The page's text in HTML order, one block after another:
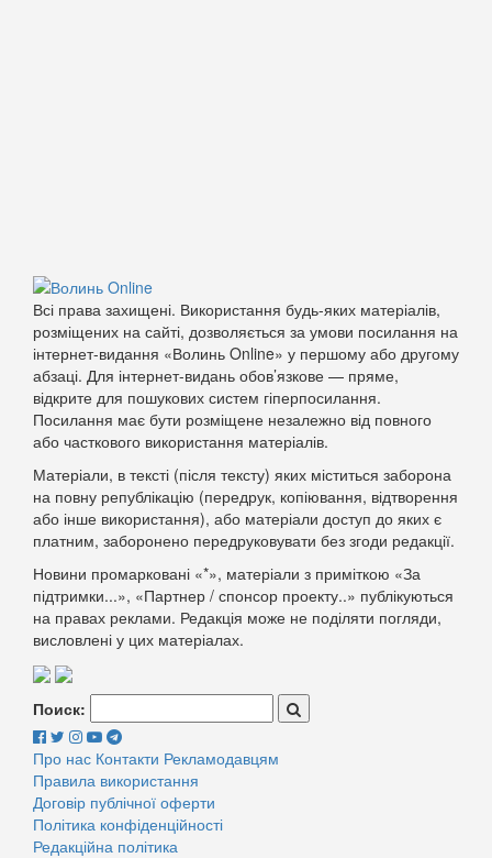
Всі права захищені. Використання будь-яких матеріалів,
розміщених на сайті, дозволяється за умови посилання на
інтернет-видання «Волинь Online» у першому або другому
абзаці. Для інтернет-видань обов’язкове — пряме,
відкрите для пошукових систем гіперпосилання.
Посилання має бути розміщене незалежно від повного
або часткового використання матеріалів.
Матеріали, в тексті (після тексту) яких міститься заборона
на повну републікацію (передрук, копіювання, відтворення
або інше використання), або матеріали доступ до яких є
платним, заборонено передруковувати без згоди редакції.
Новини промарковані «*», матеріали з приміткою «За
підтримки...», «Партнер / спонсор проекту..» публікуються
на правах реклами. Редакція може не поділяти погляди,
висловлені у цих матеріалах.
Поиск:
Про нас Контакти Рекламодавцям
Правила використання
Договір публічної оферти
Політика конфіденційності
Редакційна політика